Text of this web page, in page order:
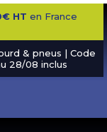
HT en France
& pneus | Code
28/08 inclus